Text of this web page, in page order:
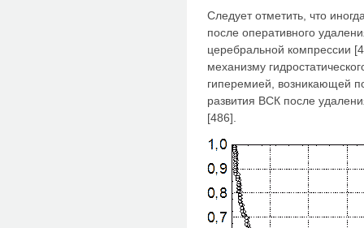
Следует отметить, что
после оперативного
церебральной компрессии
механизму
гиперемией, возникающей
развития ВСК после
[486].